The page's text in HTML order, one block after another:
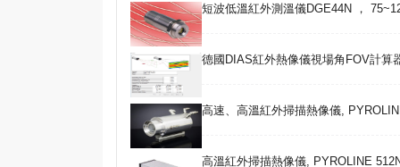
短波低溫紅外測溫儀DGE44N ，
德國DIAS紅外熱像儀視場角FOV計算
高速、高溫紅外掃描熱像儀,
高溫紅外掃描熱像儀, PYROLINE